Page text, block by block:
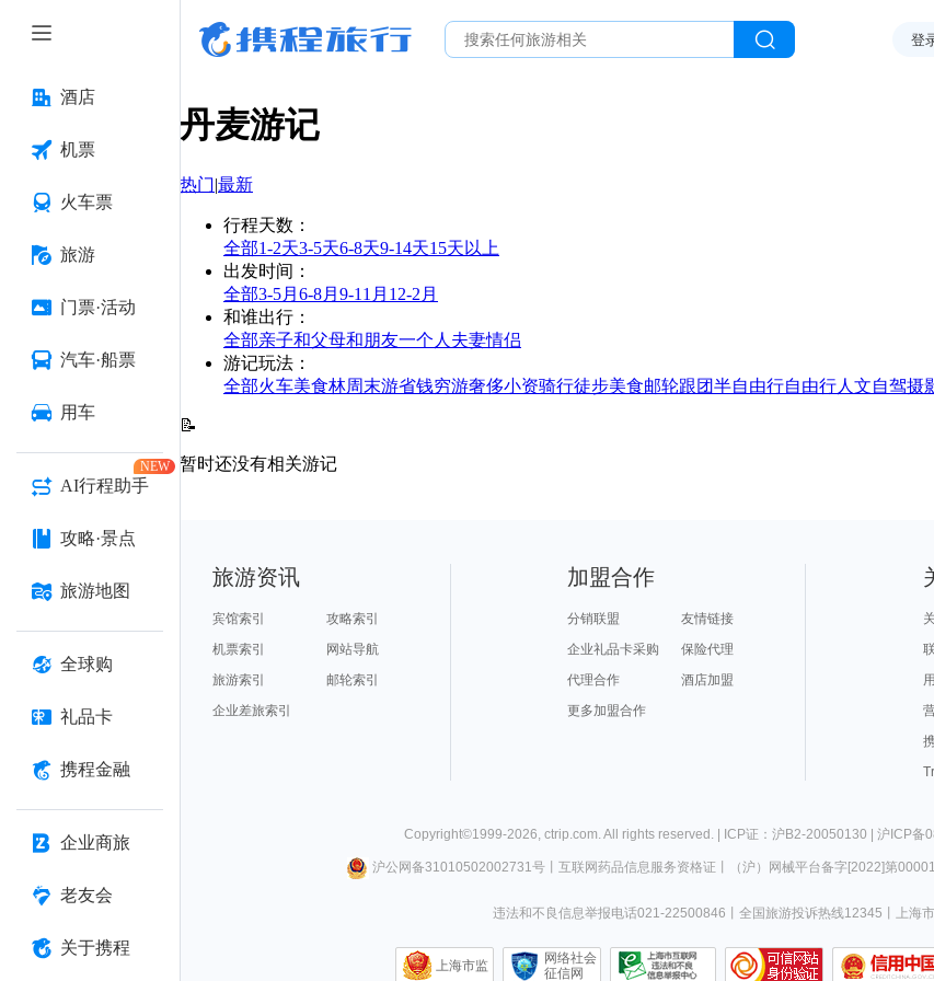
酒店
机票
火车票
旅游
门票·活动
汽车·船票
用车
AI行程助手
NEW
攻略·景点
旅游地图
全球购
礼品卡
携程金融
企业商旅
老友会
关于携程
登
丹麦游记
热门|最新
行程天数 ：
全部1-2天3-5天6-8天9-14天15天以上
出发时间 ：
全部3-5月 6-8月 9-11月 12-2月
和谁出行 ：
全部亲子和父母和朋友一个人 夫妻情侣
游记玩法 ：
全部火车美食林周末游省钱穷游奢侈小资骑行徒步美食邮轮跟团半自由行自由行人文自驾摄
📝
暂时还没有相关游记
旅游资讯
宾馆索引
攻略索引
机票索引
网站导航
旅游索引
邮轮索引
企业差旅索引
加盟合作
分销联盟
友情链接
企业礼品卡采购
保险代理
代理合作
酒店加盟
更多加盟合作
Copyright©1999-2026, ctrip.com. All rights reserved. | ICP证：沪B2-20050130 | 沪ICP备
沪公网备31010502002731号丨 互联网药品信息服务资格证 （沪）网械平台备字[2022]第
违法和不良信息举报电话021-22500846 全国旅游投诉热线12345 上海
上海市监
网络社会
征信网